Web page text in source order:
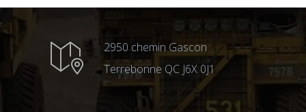
2950 chemin Gascon
Terrebonne QC J6X 0J1